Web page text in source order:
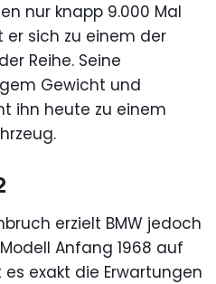
nur knapp 9.000 Mal
sich zu einem der
Reihe. Seine
Gewicht und
ihn heute zu einem
erzielt BMW jedoch
Anfang 1968 auf
exakt die Erwartungen